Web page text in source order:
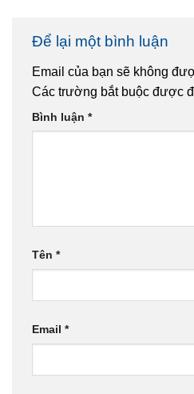
Để lại một bình luận
Email của bạn sẽ không
Các trường bắt buộc được
Bình luận *
Tên *
Email *